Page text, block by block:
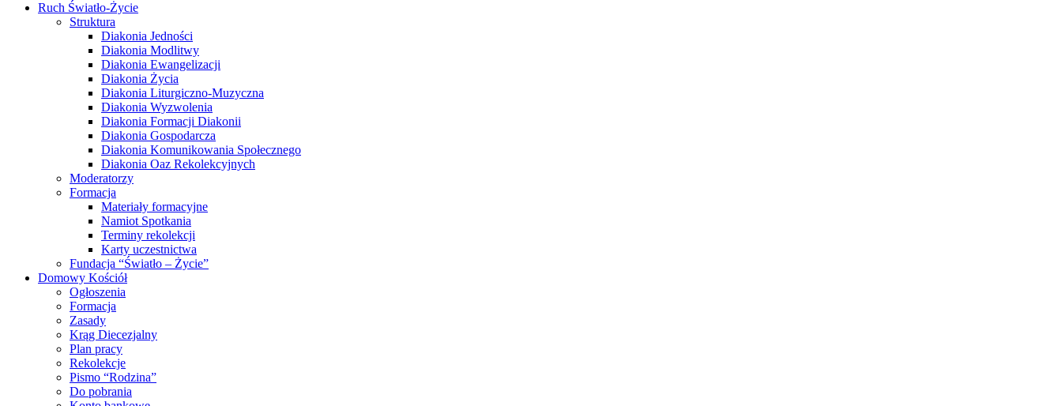
Ruch Światło-Życie
Struktura
Diakonia Jedności
Diakonia Modlitwy
Diakonia Ewangelizacji
Diakonia Życia
Diakonia Liturgiczno-Muzyczna
Diakonia Wyzwolenia
Diakonia Formacji Diakonii
Diakonia Gospodarcza
Diakonia Komunikowania Społecznego
Diakonia Oaz Rekolekcyjnych
Moderatorzy
Formacja
Materiały formacyjne
Namiot Spotkania
Terminy rekolekcji
Karty uczestnictwa
Fundacja “Światło – Życie”
Domowy Kościół
Ogłoszenia
Formacja
Zasady
Krąg Diecezjalny
Plan pracy
Rekolekcje
Pismo “Rodzina”
Do pobrania